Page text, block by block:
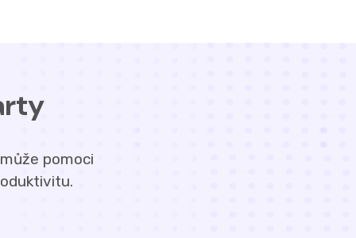
pomoci